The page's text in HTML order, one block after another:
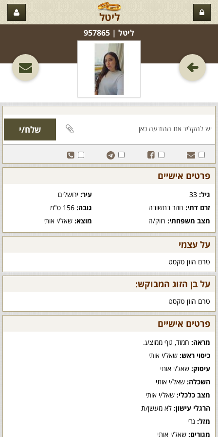
ליטל
ליטל‏ | 957865
פרטים אישיים
גיל: עיר:ירושלים
זרם דתי: חוזר בתשובה גובה:156 ס"מ
מצב משפחתי: רווק/ה מוצא:שאל/י אותי
על עצמי
טרם הוזן טקסט
על בן הזוג המבוקש:
טרם הוזן טקסט
פרטים אישיים
מראה: חמוד, גוף ממוצע.
כיסוי ראש: שאל/י אותי
עיסוק: שאל/י אותי
השכלה: שאל/י אותי
מצב כלכלי: שאל/י אותי
הרגלי עישון: לא מעשן/ת
מזל: גדי
מגורים: שאל/י אותי